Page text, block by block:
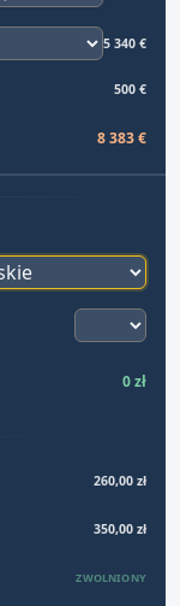
5 340 €
500 €
8 383 €
0 zł
260,00 zł
350,00 zł
ZWOLNIONY